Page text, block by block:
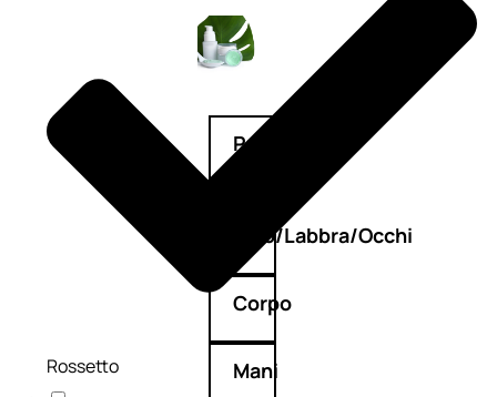
Profumi
Viso/Labbra/Occhi
Corpo
Mani
Rossetto